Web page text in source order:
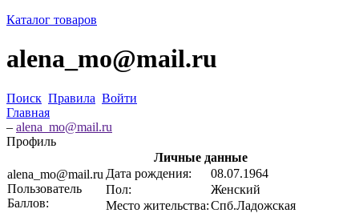
Каталог товаров
alena_mo@mail.ru
Поиск Правила Войти
Главная
– alena_mo@mail.ru
Профиль
alena_mo@mail.ru
Пользователь
Баллов:
Личные данные
Дата рождения:
08.07.1964
Пол:
Женский
Место жительства:Спб.Ладожская